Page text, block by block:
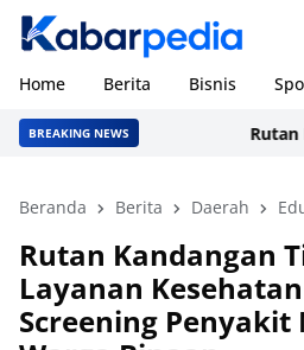
Home Berita Bisnis
BREAKING NEWS Rutan
Beranda Berita Daerah
Rutan Kandangan
Layanan
Screening